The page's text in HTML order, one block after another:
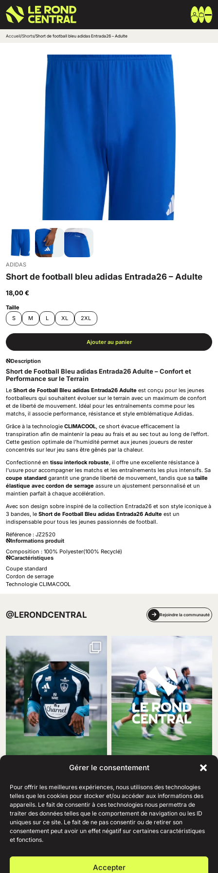
Gérer le consentement
Pour offrir les meilleures expériences, nous utilisons des technologies
telles que les cookies pour stocker et/ou accéder aux informations des
appareils. Le fait de consentir à ces technologies nous permettra de
traiter des données telles que le comportement de navigation ou les ID
uniques sur ce site. Le fait de ne pas consentir ou de retirer son
consentement peut avoir un effet négatif sur certaines caractéristiques
et fonctions.
Accepter
Vêtement extérieur
Haut de survêtement
Bas de survêtement
T-shirt & Polo
Shorts & Chaussettes
Vêtements techniques
Accessoires entrainement
Créer une boutique club
Accueil/Shorts/Short de football bleu adidas Entrada26 – Adulte
ADIDAS
Short de football bleu adidas Entrada26 – Adulte
18,00 €
Taille
S
M L XL 2XL
Ajouter au panier
Description
Short de Football Bleu adidas Entrada26 Adulte – Confort et
Performance sur le Terrain
Le Short de Football Bleu adidas Entrada26 Adulte est conçu pour les jeunes
footballeurs qui souhaitent évoluer sur le terrain avec un maximum de confort
et de liberté de mouvement. Idéal pour les entraînements comme pour les
matchs, il associe performance, résistance et style emblématique Adidas.
Grâce à la technologie CLIMACOOL, ce short évacue efficacement la
transpiration afin de maintenir la peau au frais et au sec tout au long de l’effort.
Cette gestion optimale de l’humidité permet aux jeunes joueurs de rester
concentrés sur leur jeu sans être gênés par la chaleur.
Confectionné en tissu interlock robuste, il offre une excellente résistance à
l’usure pour accompagner les matchs et les entraînements les plus intensifs. Sa
coupe standard garantit une grande liberté de mouvement, tandis que sa taille
élastique avec cordon de serrage assure un ajustement personnalisé et un
maintien parfait à chaque accélération.
Avec son design sobre inspiré de la collection Entrada26 et son style iconique à
3 bandes, le Short de Football Bleu adidas Entrada26 Adulte est un
indispensable pour tous les jeunes passionnés de football.
Référence : JZ2520
Informations produit
Composition : 100% Polyester(100% Recyclé)
Caractéristiques
Coupe standard
Cordon de serrage
Technologie CLIMACOOL
@LERONDCENTRAL Rejoindre la communauté
69 Rue Amiral Romain Desfosses,
29200 Brest
02 98 41 41 99
Ouvert du lundi au samedi
+